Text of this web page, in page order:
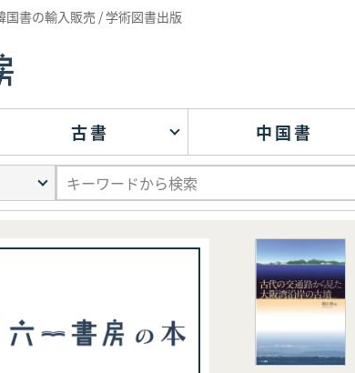
書の輸入販売 / 学術図書出版
古書 中国書